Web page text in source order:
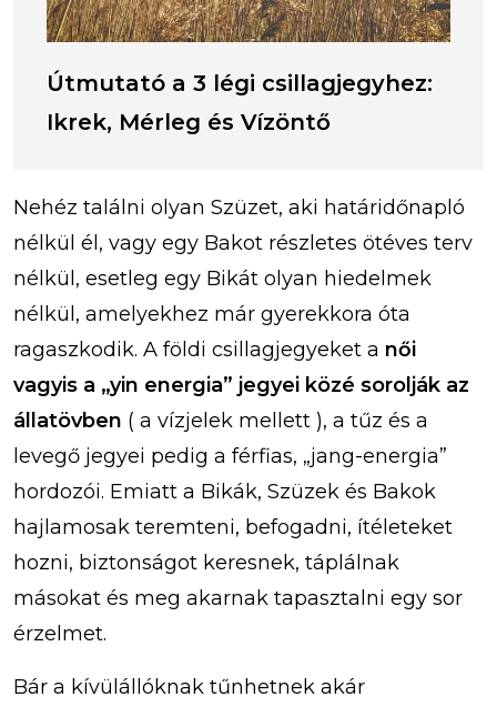
Útmutató a 3 légi csillagjegyhez:
Ikrek, Mérleg és Vízöntő
Nehéz találni olyan Szüzet, aki határidőnapló
nélkül él, vagy egy Bakot részletes ötéves terv
nélkül, esetleg egy Bikát olyan hiedelmek
nélkül, amelyekhez már gyerekkora óta
ragaszkodik. A földi csillagjegyeket a női
vagyis a „yin energia” jegyei közé sorolják az
állatövben ( a vízjelek mellett ), a tűz és a
levegő jegyei pedig a férfias, „jang-energia”
hordozói. Emiatt a Bikák, Szüzek és Bakok
hajlamosak teremteni, befogadni, ítéleteket
hozni, biztonságot keresnek, táplálnak
másokat és meg akarnak tapasztalni egy sor
érzelmet.
Bár a kívülállóknak tűnhetnek akár